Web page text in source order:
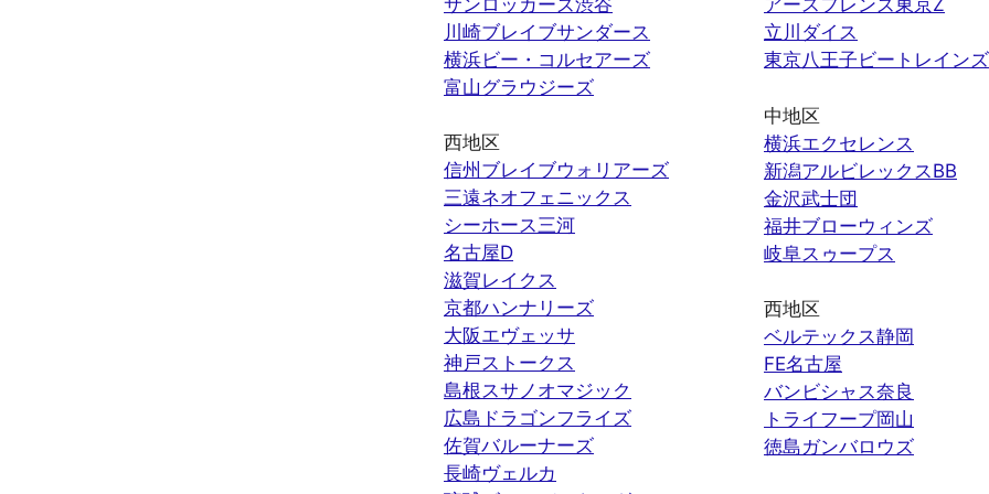
川崎ブレイブサンダース
横浜ビー・コルセアーズ
富山グラウジーズ
西地区
信州ブレイブウォリアーズ
三遠ネオフェニックス
シーホース三河
名古屋D
滋賀レイクス
京都ハンナリーズ
大阪エヴェッサ
神戸ストークス
島根スサノオマジック
広島ドラゴンフライズ
佐賀バルーナーズ
長崎ヴェルカ
アースフレンズ東京Z
立川ダイス
東京八王子ビートレインズ
中地区
横浜エクセレンス
新潟アルビレックスBB
金沢武士団
福井ブローウィンズ
岐阜スゥープス
西地区
ベルテックス静岡
FE名古屋
バンビシャス奈良
トライフープ岡山
徳島ガンバロウズ